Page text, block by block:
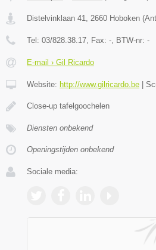
Distelvinklaan 41 2660 Hoboken (
Tel: 03/828.38.17 , Fax: - , BTW-nr: -
E-mail › Gil Ricardo
Website: http://www.gilricardo.be
Close-up tafelgoochelen
Diensten onbekend
Openingstijden onbekend
Sociale media: